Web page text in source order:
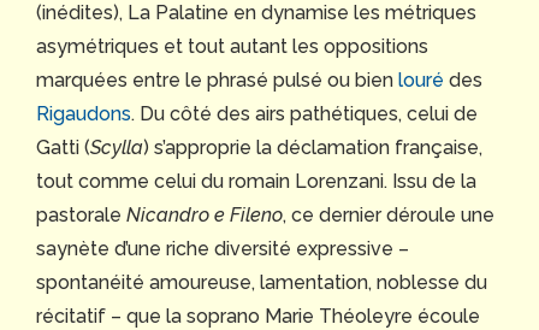
(inédites), La Palatine en dynamise les métriques
asymétriques et tout autant les oppositions
marquées entre le phrasé pulsé ou bien louré des
Rigaudons. Du côté des airs pathétiques, celui de
Gatti (Scylla) s’approprie la déclamation française,
tout comme celui du romain Lorenzani. Issu de la
pastorale Nicandro e Fileno, ce dernier déroule une
saynète d’une riche diversité expressive –
spontanéité amoureuse, lamentation, noblesse du
récitatif – que la soprano Marie Théoleyre écoule